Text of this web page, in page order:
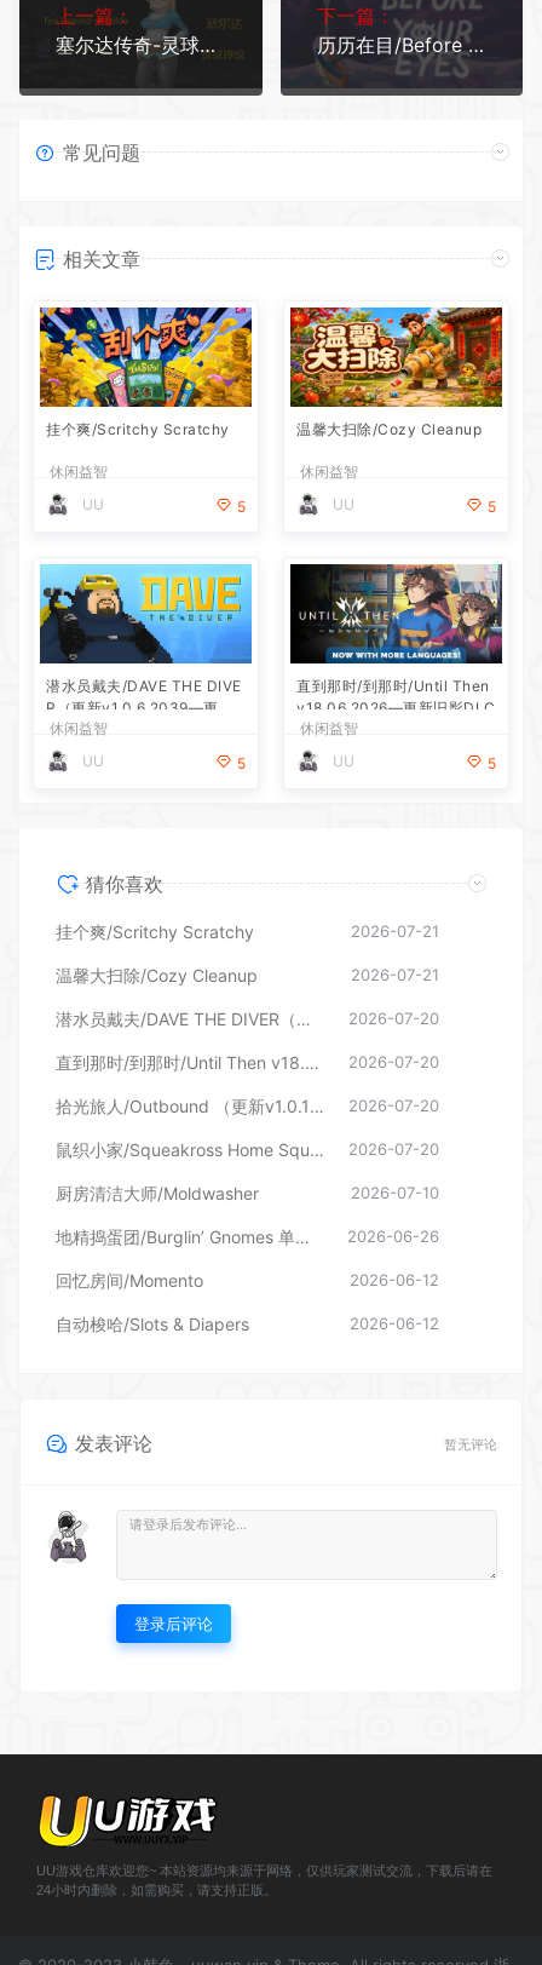
上一篇：
塞尔达传奇-灵球传说/The Legend of Zelda of the spirit orbs（V1.50）
下一篇：
历历在目/Before Your Eyes()
常见问题
相关文章
挂个爽/Scritchy Scratchy
休闲益智
UU
5
温馨大扫除/Cozy Cleanup
休闲益智
UU
5
潜水员戴夫/DAVE THE DIVE
R（更新v1.0.6.2039—更新D
LC）
休闲益智
UU
5
直到那时/到那时/Until Then
v18.06.2026—更新旧影DLC
休闲益智
UU
5
猜你喜欢
挂个爽/Scritchy Scratchy 2026-07-21
温馨大扫除/Cozy Cleanup 2026-07-21
潜水员戴夫/DAVE THE DIVER（更新v1.0.6.2039—更新DLC） 2026-07-20
直到那时/到那时/Until Then v18.06.2026—更新旧影DLC 2026-07-20
拾光旅人/Outbound （更新v1.0.16 单机/网络联机） 2026-07-20
鼠织小家/Squeakross Home Squeak Home （更新v1.8b） 2026-07-20
厨房清洁大师/Moldwasher 2026-07-10
地精捣蛋团/Burglin’ Gnomes 单机/网络联机 2026-06-26
回忆房间/Momento 2026-06-12
自动梭哈/Slots & Diapers 2026-06-12
发表评论 暂无评论
登录后评论
UU游戏仓库欢迎您~ 本站资源均来源于网络，仅供玩家测试交流，下载后请在
24小时内删除，如需购买，请支持正版。